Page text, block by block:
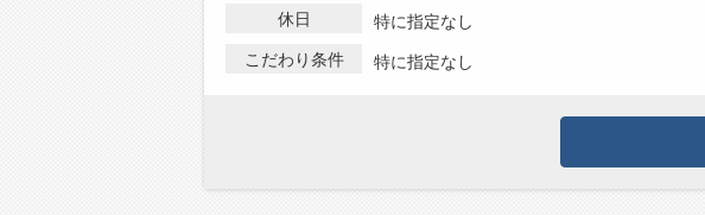
休日
特に指定なし
こだわり条件
特に指定なし